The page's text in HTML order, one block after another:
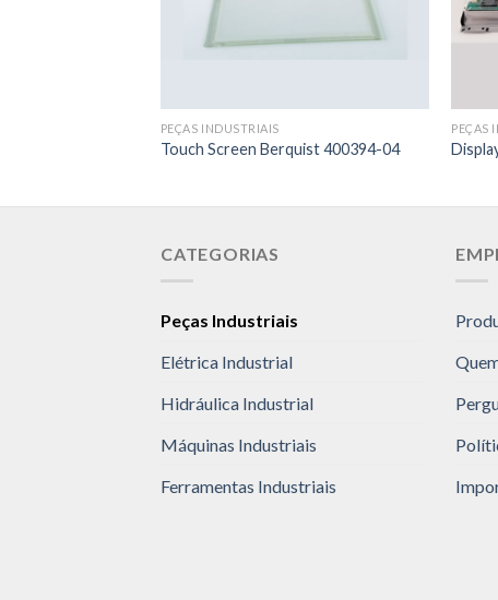
PEÇAS INDUSTRIAIS
Touch Screen Berquist 400394-04
PEÇAS
CATEGORIAS
Peças Industriais
Elétrica Industrial
Hidráulica Industrial
Máquinas Industriais
Ferramentas Industriais